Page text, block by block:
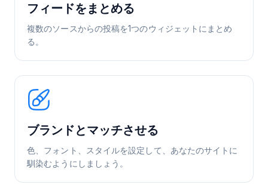
フィードをまとめる
複数のソースからの投稿を1つのウィジェットにまとめ
る。
ブランドとマッチさせる
色、フォント、スタイルを設定して、あなたのサイトに
馴染むようにしましょう。